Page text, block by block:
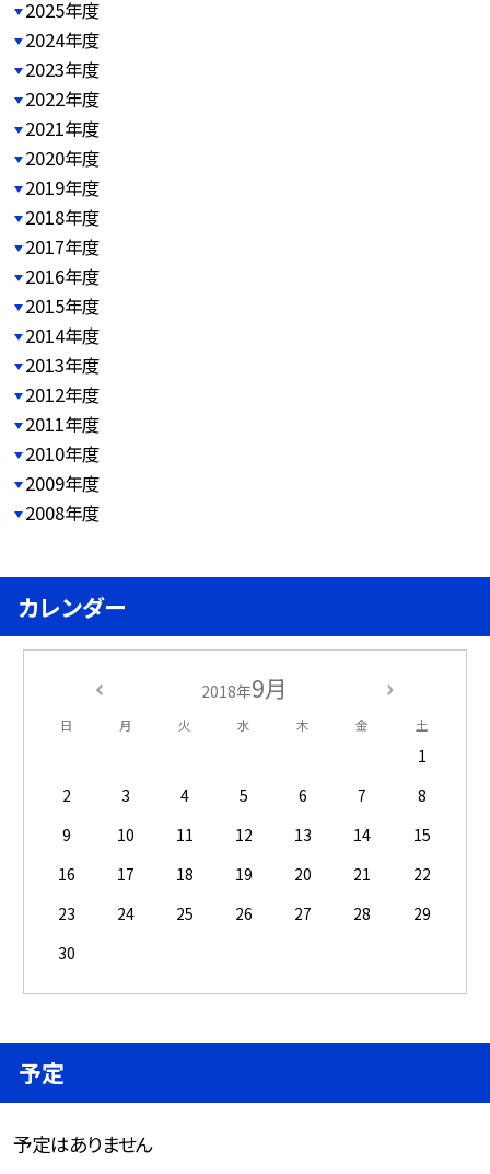
2025年度
2024年度
2023年度
2022年度
2021年度
2020年度
2019年度
2018年度
2017年度
2016年度
2015年度
2014年度
2013年度
2012年度
2011年度
2010年度
2009年度
2008年度
カレンダー
2018年9月
日 月 火 水 木 金 土
1
2
3 4 5 6 7
8
9
10 11 12 13 14
15
16
17 18 19 20 21
22
23
24 25 26 27 28
29
30
予定
予定はありません